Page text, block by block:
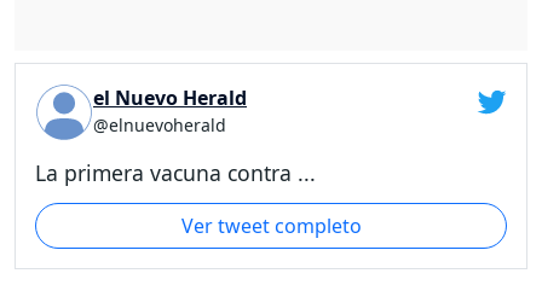
el Nuevo Herald
@elnuevoherald
La primera vacuna contra ...
Ver tweet completo